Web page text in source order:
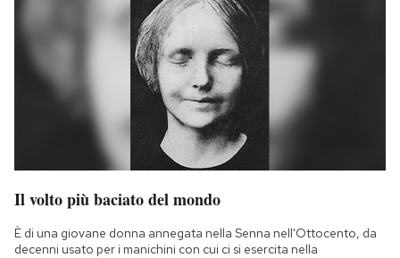
Il volto più baciato del mondo
È di una giovane donna annegata nella Senna nell'Ottocento, da
decenni usato per i manichini con cui ci si esercita nella